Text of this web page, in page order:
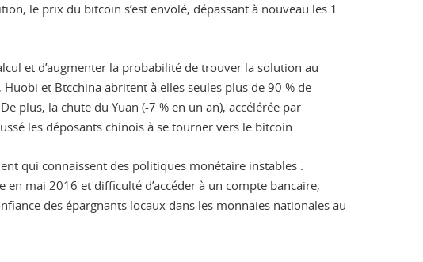
le prix du bitcoin s’est envolé, dépassant à nouveau les 1
et d’augmenter la probabilité de trouver la solution au
et Btcchina abritent à elles seules plus de 90 % de
plus, la chute du Yuan (-7 % en un an), accélérée par
les déposants chinois à se tourner vers le bitcoin.
qui connaissent des politiques monétaire instables :
mai 2016 et difficulté d’accéder à un compte bancaire,
des épargnants locaux dans les monnaies nationales au